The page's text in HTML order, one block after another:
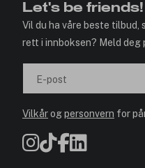
Let's be friends!
Vil du ha våre beste
rett i innboksen? Meld deg
E-post
Vilkårogpersonvern for